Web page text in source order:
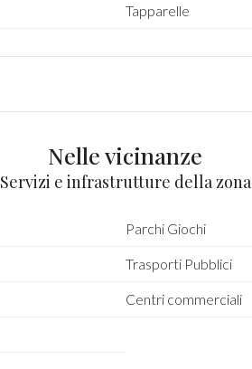
Tapparelle
Nelle vicinanze
Servizi e infrastrutture della zona
Parchi Giochi
Trasporti Pubblici
Centri commerciali